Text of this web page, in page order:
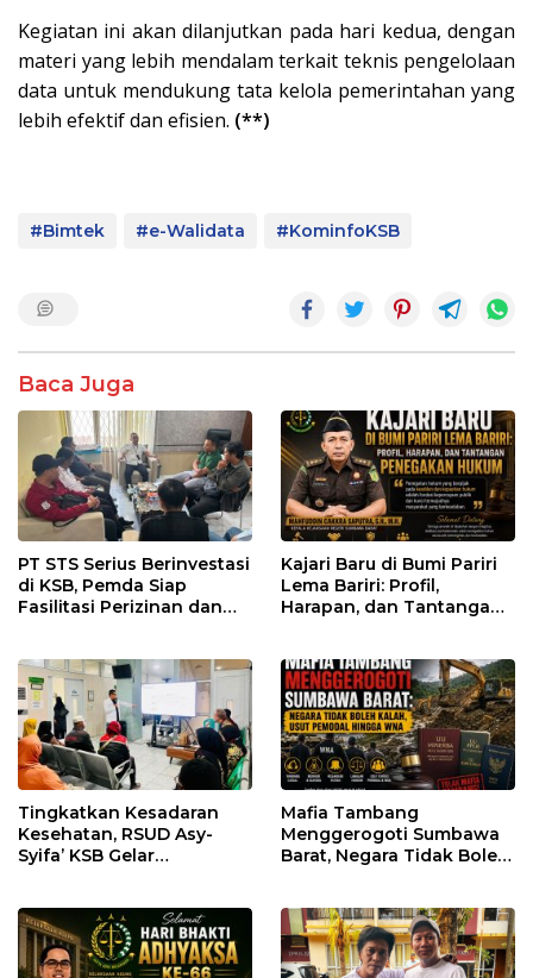
Kegiatan ini akan dilanjutkan pada hari kedua, dengan
materi yang lebih mendalam terkait teknis pengelolaan
data untuk mendukung tata kelola pemerintahan yang
lebih efektif dan efisien. (**)
#Bimtek #e-Walidata #KominfoKSB
Baca Juga
PT STS Serius Berinvestasi
di KSB, Pemda Siap
Fasilitasi Perizinan dan
Kajari Baru di Bumi Pariri
Lema Bariri: Profil,
Harapan, dan Tantangan
Tingkatkan Kesadaran
Kesehatan, RSUD Asy-
Syifa’ KSB Gelar
Mafia Tambang
Menggerogoti Sumbawa
Barat, Negara Tidak Boleh